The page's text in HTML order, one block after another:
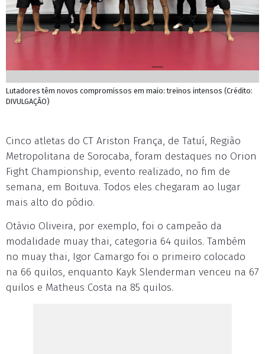
Lutadores têm novos compromissos em maio: treinos intensos (Crédito:
DIVULGAÇÃO)
Cinco atletas do CT Ariston França, de Tatuí, Região
Metropolitana de Sorocaba, foram destaques no Orion
Fight Championship, evento realizado, no fim de
semana, em Boituva. Todos eles chegaram ao lugar
mais alto do pódio.
Otávio Oliveira, por exemplo, foi o campeão da
modalidade muay thai, categoria 64 quilos. Também
no muay thai, Igor Camargo foi o primeiro colocado
na 66 quilos, enquanto Kayk Slenderman venceu na 67
quilos e Matheus Costa na 85 quilos.